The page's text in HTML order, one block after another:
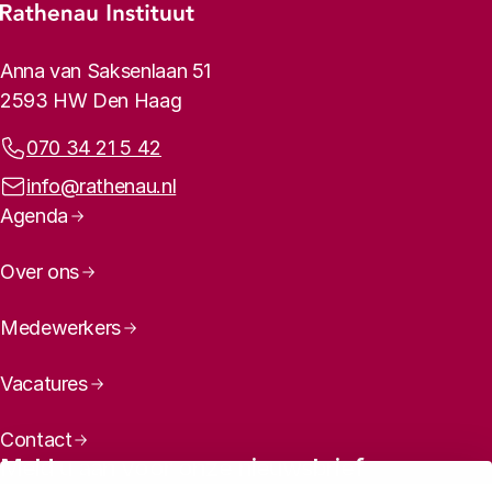
Footer-menu
Rathenau logo, naar de homepage
Contactinformatie
Anna van Saksenlaan 51
2593 HW Den Haag
Telefoonnummer:
070 34 21 5 42
E-mailadres:
info@rathenau.nl
Paginanavigatie
Agenda
Over ons
Medewerkers
Vacatures
Contact
Meld u aan voor onze nieuwsbrief